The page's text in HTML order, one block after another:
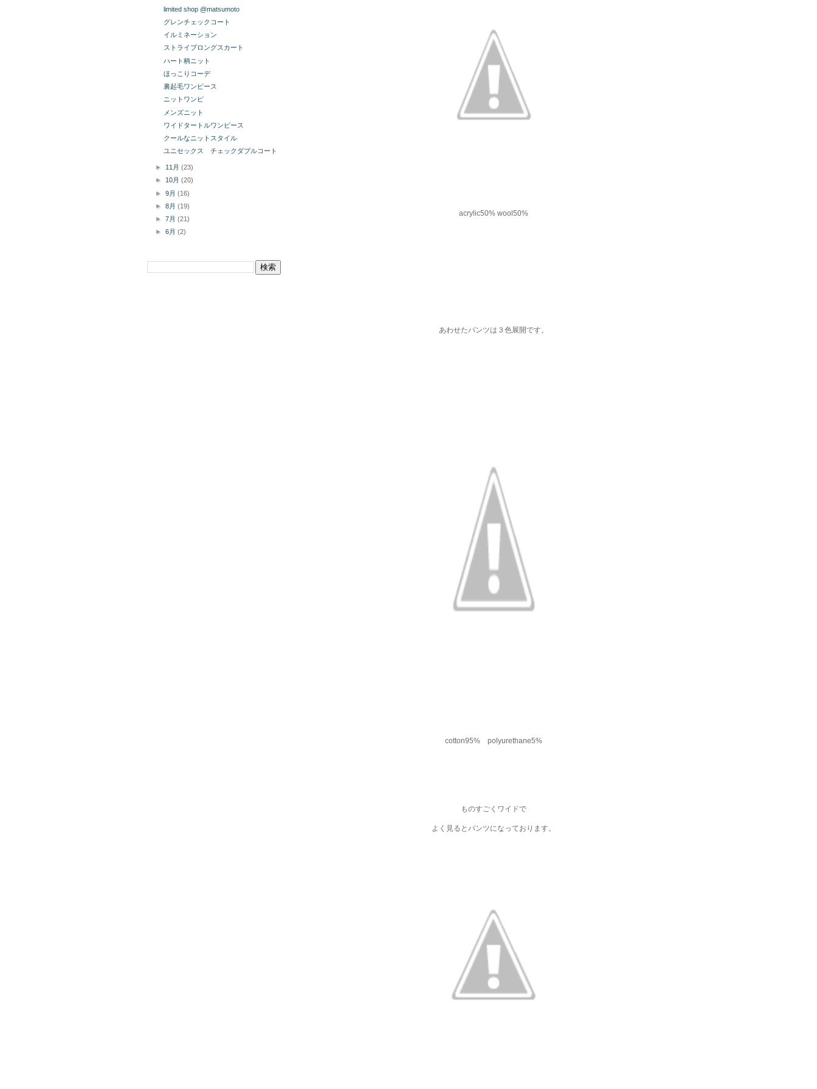
acrylic50% wool50%
あわせたパンツは３色展開です。
cotton95% polyurethane5%
ものすごくワイドで
よく見るとパンツになっております。
limited shop @matsumoto
グレンチェックコート
イルミネーション
ストライプロングスカート
ハート柄ニット
ほっこりコーデ
裏起毛ワンピース
ニットワンピ
メンズニット
ワイドタートルワンピース
クールなニットスタイル
ユニセックス チェックダブルコート
► 11月(23)
► 10月(20)
►9月(16)
►8月(19)
►7月(21)
►6月(2)